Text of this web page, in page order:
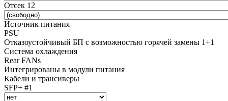
Отсек 12
Источник питания
PSU
Отказоустойчивый БП с возможностью горячей замены 1+1
Система охлаждения
Rear FANs
Интегрированы в модули питания
Кабели и трансиверы
SFP+ #1